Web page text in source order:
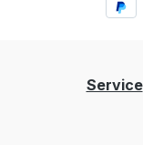
Service